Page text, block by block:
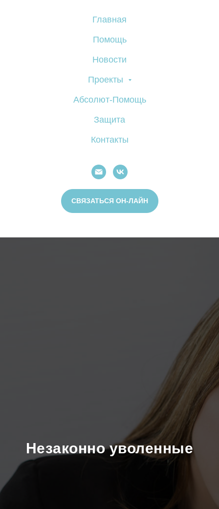
Главная
Помощь
Новости
Проекты
Абсолют-Помощь
Защита
Контакты
СВЯЗАТЬСЯ ОН-ЛАЙН
Незаконно уволенные